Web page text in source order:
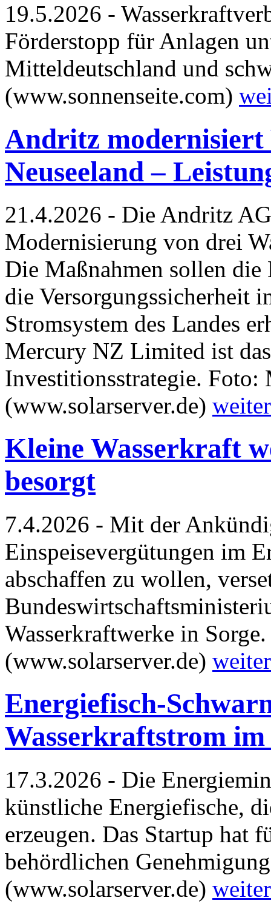
19.5.2026 -
Förderstopp für Anlagen
Mitteldeutschland und
(www.sonnenseite.com)
Andritz
Neuseeland –
21.4.2026 - Die Andritz
Modernisierung von drei
Die Maßnahmen sollen
die Versorgungssicherheit
Stromsystem des Landes
Mercury NZ Limited ist
Investitionsstrategie. Foto:
(www.solarserver.de) weiter
Kleine Wasserkraft
besorgt
7.4.2026 - Mit der
Einspeisevergütungen im
abschaffen zu wollen,
Wasserkraftwerke in
(www.solarserver.de) weiter
Energiefisch-
Wasserkraftstrom
17.3.2026 - Die
künstliche Energiefische,
erzeugen. Das Startup hat
behördlichen
(www.solarserver.de) weiter